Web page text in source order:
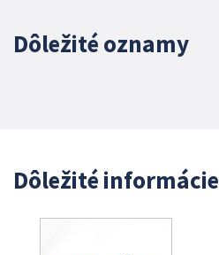
Dôležité oznamy
Dôležité informácie